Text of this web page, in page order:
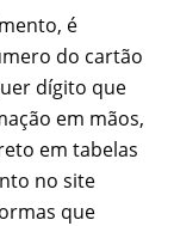
é
do cartão
dígito que
em mãos,
em tabelas
no site
que